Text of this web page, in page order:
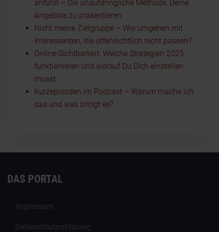
anfühlt – Die unaufdringliche Methode, Deine
Angebote zu präsentieren
Nicht meine Zielgruppe – Wie umgehen mit
Interessenten, die offensichtlich nicht passen?
Online-Sichtbarkeit: Welche Strategien 2025
funktionieren und worauf Du Dich einstellen
musst
Kurzepisoden im Podcast – Warum mache ich
das und was bringt es?
DAS PORTAL
Impressum
Datenschutzerklärung